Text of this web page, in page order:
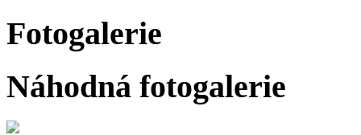
Fotogalerie
Náhodná fotogalerie